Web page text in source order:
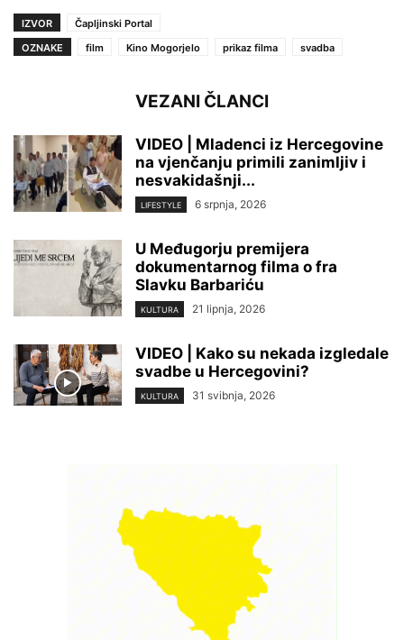
IZVOR
Čapljinski Portal
OZNAKE
film Kino Mogorjelo prikaz filma svadba
VEZANI ČLANCI
VIDEO | Mladenci iz Hercegovine
na vjenčanju primili zanimljiv i
nesvakidašnji...
LIFESTYLE 6 srpnja, 2026
U Međugorju premijera
dokumentarnog filma o fra
Slavku Barbariću
KULTURA 21 lipnja, 2026
VIDEO | Kako su nekada izgledale
svadbe u Hercegovini?
KULTURA 31 svibnja, 2026